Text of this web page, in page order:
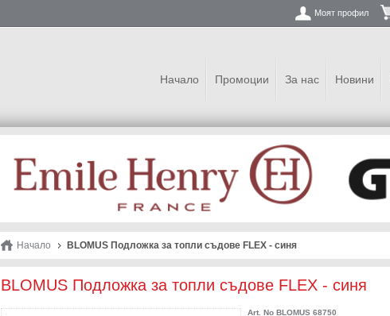
Моят профил
Начало Промоции За нас Новини
Начало BLOMUS Подложка за топли съдове FLEX - синя
BLOMUS Подложка за топли съдове FLEX - синя
Art. No BLOMUS 68750